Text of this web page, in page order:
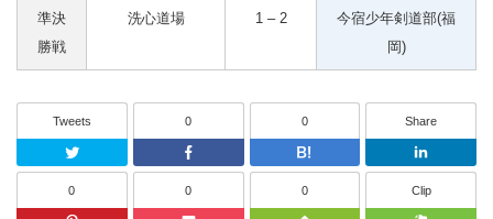
準決
勝戦
洗心道場 1 – 2
今宿少年剣道部(福
岡)
Tweets
Twitter
0
Facebook
0
はてなブッ
Share
0 0 0 Clip